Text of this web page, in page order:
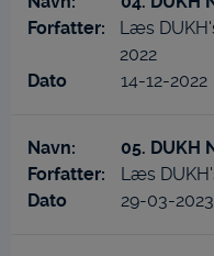
Læs
2022
14-12-2022
05. DUKH
Læs
29-03-2023